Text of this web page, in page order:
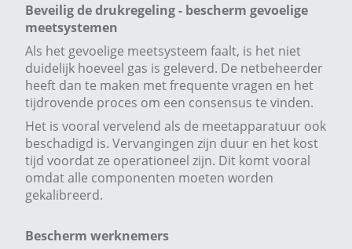
Beveilig de drukregeling - bescherm gevoelige
meetsystemen
Als het gevoelige meetsysteem faalt, is het niet
duidelijk hoeveel gas is geleverd. De netbeheerder
heeft dan te maken met frequente vragen en het
tijdrovende proces om een ​​consensus te vinden.
Het is vooral vervelend als de meetapparatuur ook
beschadigd is. Vervangingen zijn duur en het kost
tijd voordat ze operationeel zijn. Dit komt vooral
omdat alle componenten moeten worden
gekalibreerd.
Bescherm werknemers